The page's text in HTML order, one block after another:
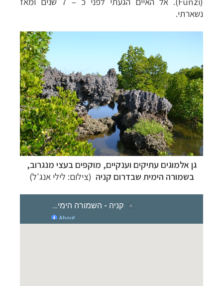
נשארתי.
גן אלמוגים עתיקים וענקיים, מוקפים בעצי מנגרוב,
בשמורה הימית שבדרום קניה (צילום: לילי אנג'ל)